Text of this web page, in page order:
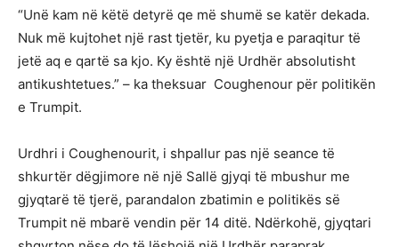
“Unë kam në këtë detyrë qe më shumë se katër dekada.
Nuk më kujtohet një rast tjetër, ku pyetja e paraqitur të
jetë aq e qartë sa kjo. Ky është një Urdhër absolutisht
antikushtetues.” – ka theksuar Coughenour për politikën
e Trumpit.
Urdhri i Coughenourit, i shpallur pas një seance të
shkurtër dëgjimore në një Sallë gjyqi të mbushur me
gjyqtarë të tjerë, parandalon zbatimin e politikës së
Trumpit në mbarë vendin për 14 ditë. Ndërkohë, gjyqtari